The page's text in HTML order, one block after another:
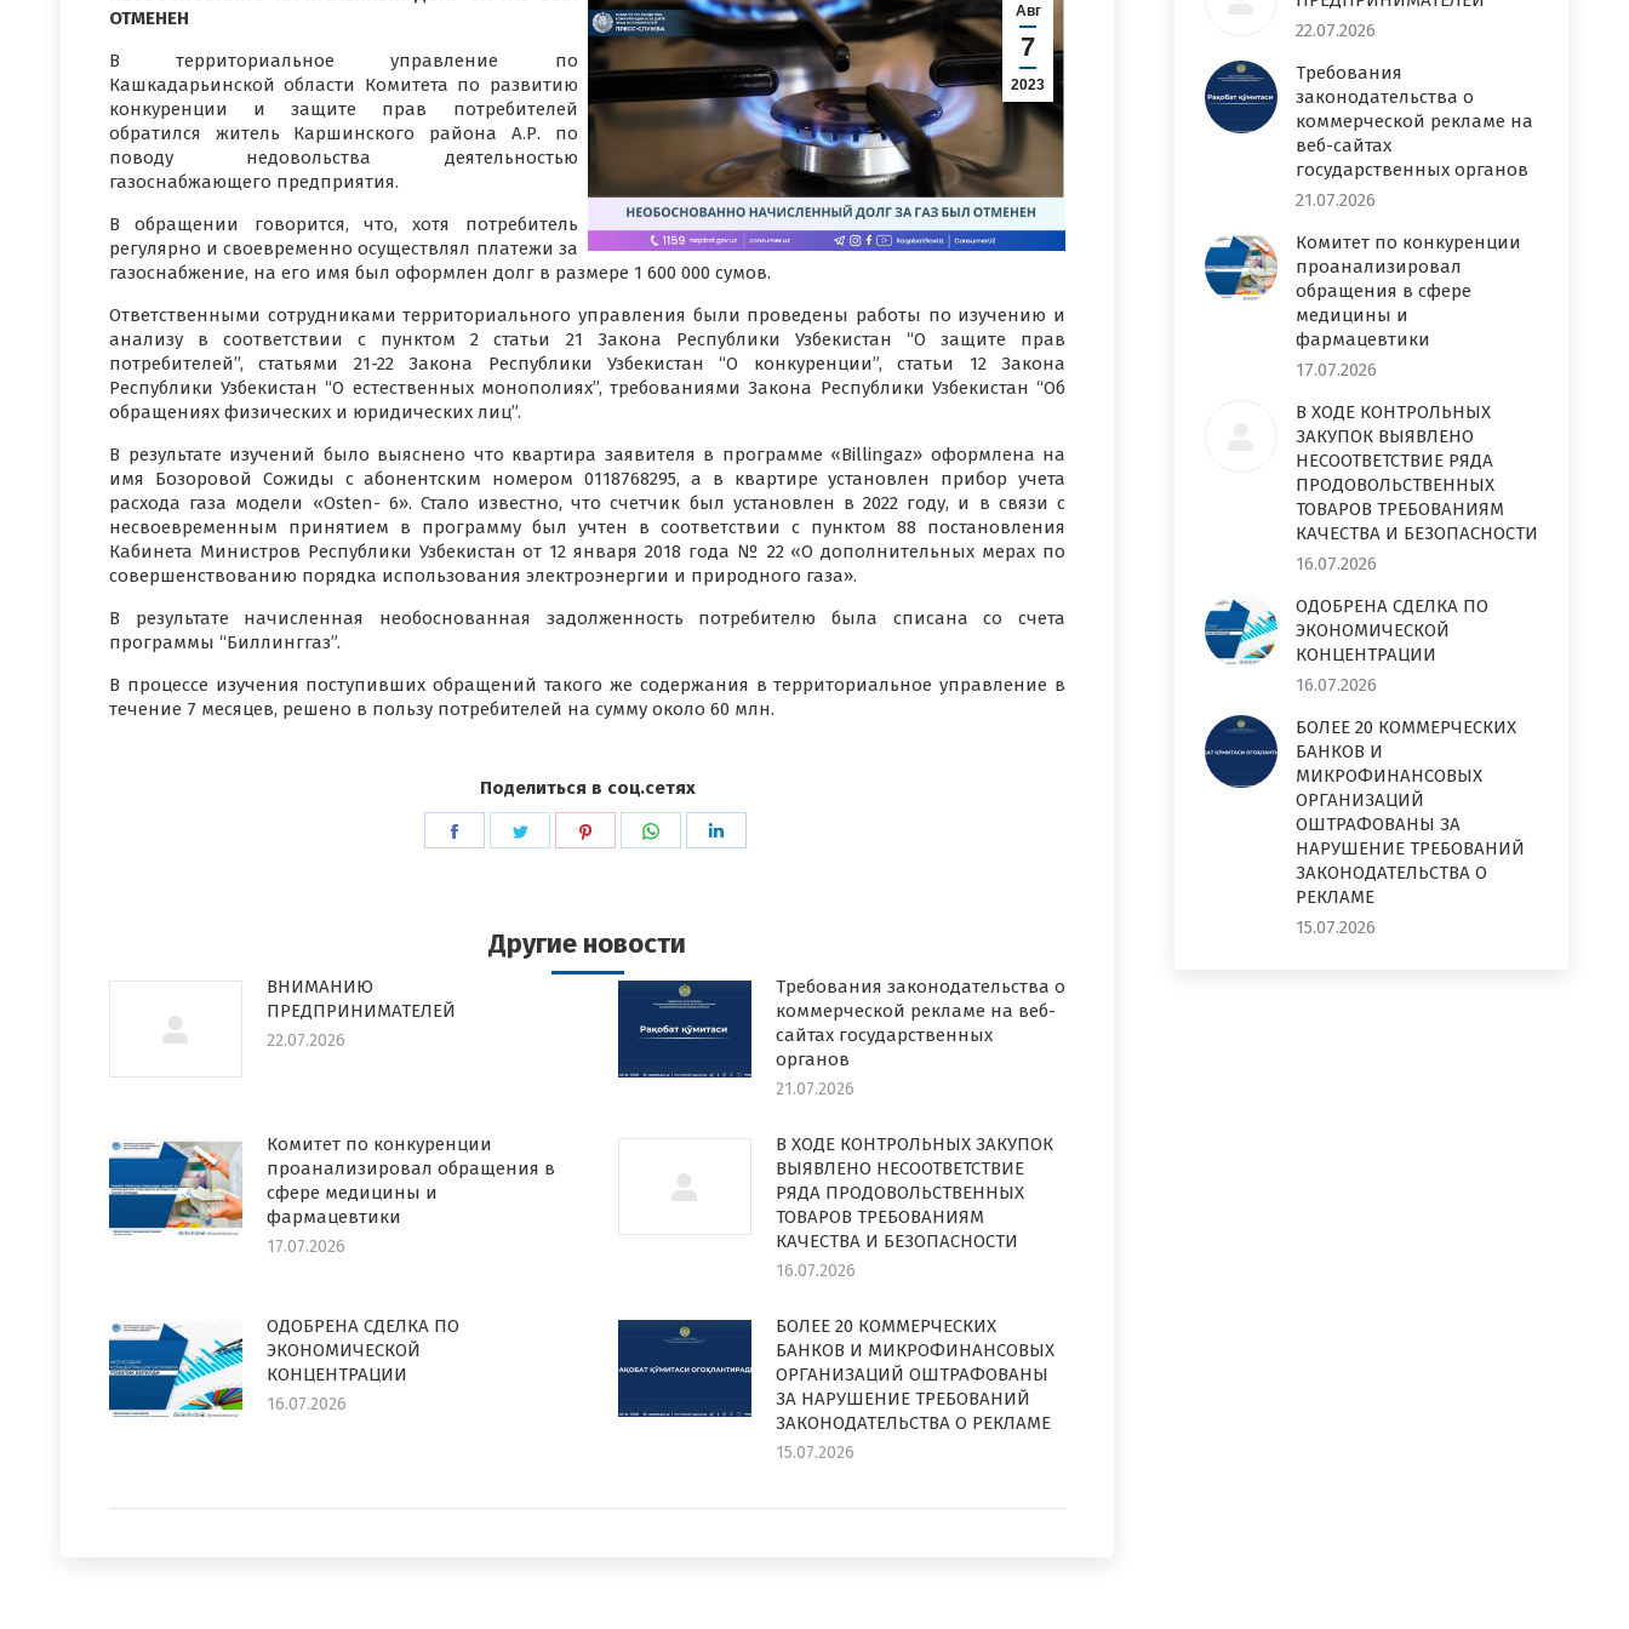
Авг
7
2023
ОТМЕНЕН
В территориальное управление по
Кашкадарьинской области Комитета по развитию
конкуренции и защите прав потребителей
обратился житель Каршинского района А.Р. по
поводу недовольства деятельностью
газоснабжающего предприятия.
В обращении говорится, что, хотя потребитель
регулярно и своевременно осуществлял платежи за
газоснабжение, на его имя был оформлен долг в размере 1 600 000 сумов.
Ответственными сотрудниками территориального управления были проведены работы по изучению и
анализу в соответствии с пунктом 2 статьи 21 Закона Республики Узбекистан “О защите прав
потребителей”, статьями 21-22 Закона Республики Узбекистан “О конкуренции”, статьи 12 Закона
Республики Узбекистан “О естественных монополиях”, требованиями Закона Республики Узбекистан “Об
обращениях физических и юридических лиц”.
В результате изучений было выяснено что квартира заявителя в программе «Billingaz» оформлена на
имя Бозоровой Сожиды с абонентским номером 0118768295, а в квартире установлен прибор учета
расхода газа модели «Osten- 6». Стало известно, что счетчик был установлен в 2022 году, и в связи с
несвоевременным принятием в программу был учтен в соответствии с пунктом 88 постановления
Кабинета Министров Республики Узбекистан от 12 января 2018 года № 22 «О дополнительных мерах по
совершенствованию порядка использования электроэнергии и природного газа».
В результате начисленная необоснованная задолженность потребителю была списана со счета
программы “Биллинггаз”.
В процессе изучения поступивших обращений такого же содержания в территориальное управление в
течение 7 месяцев, решено в пользу потребителей на сумму около 60 млн.
Поделиться в соц.сетях
ПоделитьсяПоделитьсяПоделитьсяПоделиться
Другие новости
ВНИМАНИЮ
ПРЕДПРИНИМАТЕЛЕЙ
22.07.2026
Требования законодательства о
коммерческой рекламе на веб-
сайтах государственных
органов
21.07.2026
Комитет по конкуренции
проанализировал обращения в
сфере медицины и
фармацевтики
17.07.2026
В ХОДЕ КОНТРОЛЬНЫХ ЗАКУПОК
ВЫЯВЛЕНО НЕСООТВЕТСТВИЕ
РЯДА ПРОДОВОЛЬСТВЕННЫХ
ТОВАРОВ ТРЕБОВАНИЯМ
КАЧЕСТВА И БЕЗОПАСНОСТИ
16.07.2026
ОДОБРЕНА СДЕЛКА ПО
ЭКОНОМИЧЕСКОЙ
КОНЦЕНТРАЦИИ
16.07.2026
БОЛЕЕ 20 КОММЕРЧЕСКИХ
БАНКОВ И МИКРОФИНАНСОВЫХ
ОРГАНИЗАЦИЙ ОШТРАФОВАНЫ
ЗА НАРУШЕНИЕ ТРЕБОВАНИЙ
ЗАКОНОДАТЕЛЬСТВА О РЕКЛАМЕ
15.07.2026
22.07.2026
Требования
законодательства о
коммерческой рекламе на
веб-сайтах
государственных органов
21.07.2026
Комитет по конкуренции
проанализировал
обращения в сфере
медицины и
фармацевтики
17.07.2026
В ХОДЕ КОНТРОЛЬНЫХ
ЗАКУПОК ВЫЯВЛЕНО
НЕСООТВЕТСТВИЕ РЯДА
ПРОДОВОЛЬСТВЕННЫХ
ТОВАРОВ ТРЕБОВАНИЯМ
КАЧЕСТВА И БЕЗОПАСНОСТИ
16.07.2026
ОДОБРЕНА СДЕЛКА ПО
ЭКОНОМИЧЕСКОЙ
КОНЦЕНТРАЦИИ
16.07.2026
БОЛЕЕ 20 КОММЕРЧЕСКИХ
БАНКОВ И
МИКРОФИНАНСОВЫХ
ОРГАНИЗАЦИЙ
ОШТРАФОВАНЫ ЗА
НАРУШЕНИЕ ТРЕБОВАНИЙ
ЗАКОНОДАТЕЛЬСТВА О
РЕКЛАМЕ
15.07.2026